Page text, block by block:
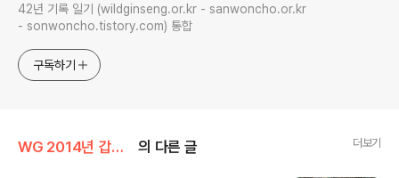
42년 기록 일기 (wildginseng.or.kr - sanwoncho.or.kr
- sonwoncho.tistory.com) 통합
구독하기
WG 2014년 갑오년 기록 의 다른 글 더보기